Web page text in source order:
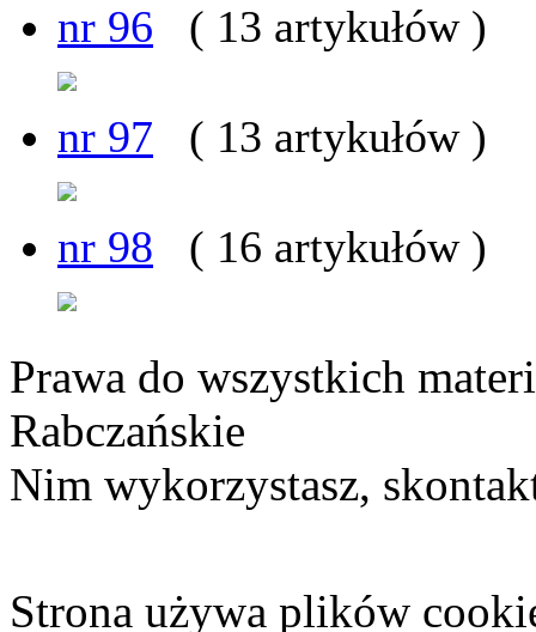
nr 96 ( 13 artykułów )
nr 97 ( 13 artykułów )
nr 98 ( 16 artykułów )
Prawa do wszystkich
Rabczańskie
Nim wykorzystasz,
Strona używa plików